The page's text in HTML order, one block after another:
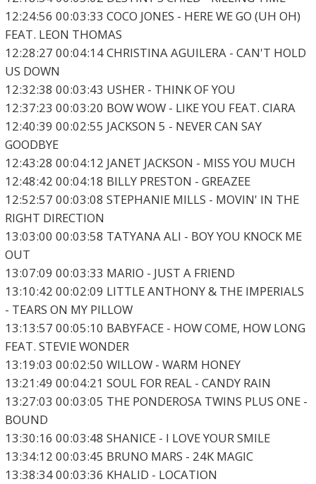
12:24:56 00:03:33 COCO JONES - HERE WE GO (UH OH)
FEAT. LEON THOMAS
12:28:27 00:04:14 CHRISTINA AGUILERA - CAN'T HOLD
US DOWN
12:32:38 00:03:43 USHER - THINK OF YOU
12:37:23 00:03:20 BOW WOW - LIKE YOU FEAT. CIARA
12:40:39 00:02:55 JACKSON 5 - NEVER CAN SAY
GOODBYE
12:43:28 00:04:12 JANET JACKSON - MISS YOU MUCH
12:48:42 00:04:18 BILLY PRESTON - GREAZEE
12:52:57 00:03:08 STEPHANIE MILLS - MOVIN' IN THE
RIGHT DIRECTION
13:03:00 00:03:58 TATYANA ALI - BOY YOU KNOCK ME
OUT
13:07:09 00:03:33 MARIO - JUST A FRIEND
13:10:42 00:02:09 LITTLE ANTHONY & THE IMPERIALS
- TEARS ON MY PILLOW
13:13:57 00:05:10 BABYFACE - HOW COME, HOW LONG
FEAT. STEVIE WONDER
13:19:03 00:02:50 WILLOW - WARM HONEY
13:21:49 00:04:21 SOUL FOR REAL - CANDY RAIN
13:27:03 00:03:05 THE PONDEROSA TWINS PLUS ONE -
BOUND
13:30:16 00:03:48 SHANICE - I LOVE YOUR SMILE
13:34:12 00:03:45 BRUNO MARS - 24K MAGIC
13:38:34 00:03:36 KHALID - LOCATION